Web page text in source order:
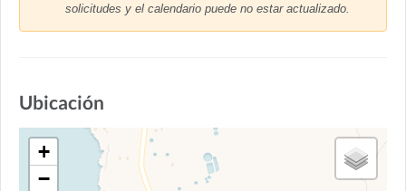
solicitudes y el calendario puede no estar actualizado.
Ubicación
+
−